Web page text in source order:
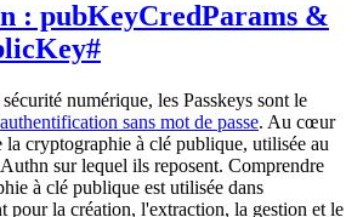
: pubKeyCredParams &
#
numérique, les Passkeys sont le
authentification sans mot de passe. Au cœur
la cryptographie à clé publique, utilisée au
sur lequel ils reposent. Comprendre
à clé publique est utilisée dans
pour la création, l'extraction, la gestion et le